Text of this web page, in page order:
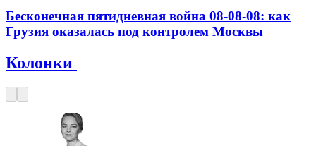
Бесконечная пятидневная война 08-08-08: как
Грузия оказалась под контролем Москвы
Колонки